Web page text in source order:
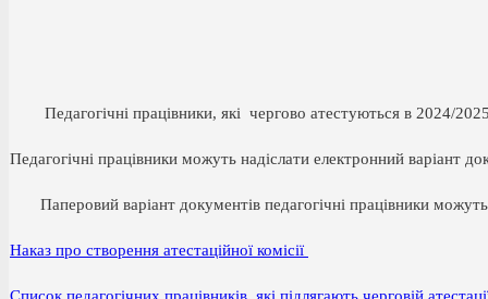
Педагогічні працівники, які чергово атестуються в 2024/2025
Педагогічні працівники можуть надіслати електронний варіант
Паперовий варіант документів педагогічні працівники можуть
Наказ про створення атестаційної комісії